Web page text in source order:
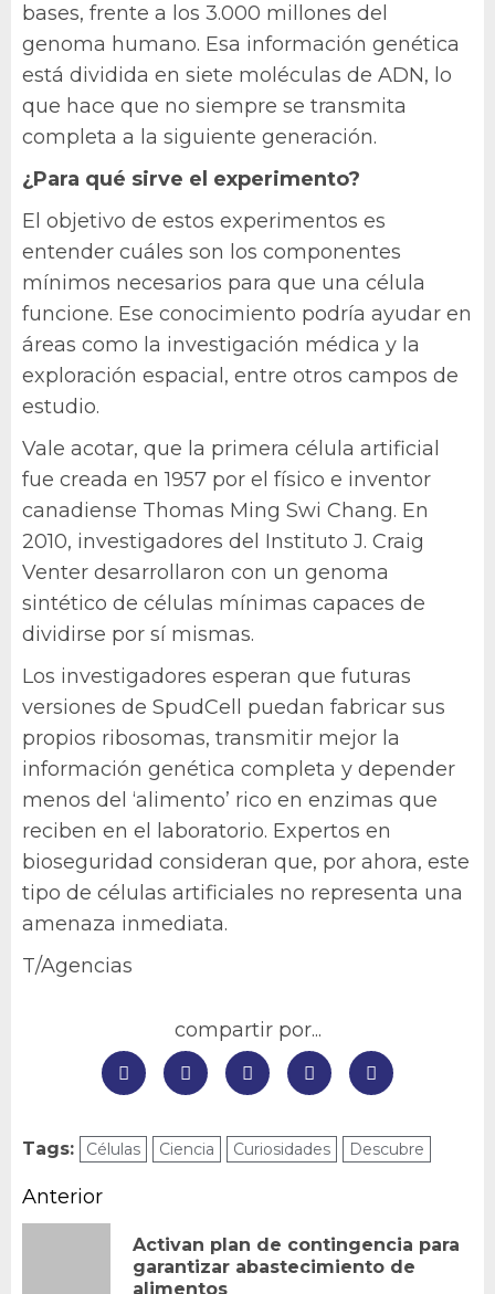
bases, frente a los 3.000 millones del
genoma humano. Esa información genética
está dividida en siete moléculas de ADN, lo
que hace que no siempre se transmita
completa a la siguiente generación.
¿Para qué sirve el experimento?
El objetivo de estos experimentos es
entender cuáles son los componentes
mínimos necesarios para que una célula
funcione. Ese conocimiento podría ayudar en
áreas como la investigación médica y la
exploración espacial, entre otros campos de
estudio.
Vale acotar, que la primera célula artificial
fue creada en 1957 por el físico e inventor
canadiense Thomas Ming Swi Chang. En
2010, investigadores del Instituto J. Craig
Venter desarrollaron con un genoma
sintético de células mínimas capaces de
dividirse por sí mismas.
Los investigadores esperan que futuras
versiones de SpudCell puedan fabricar sus
propios ribosomas, transmitir mejor la
información genética completa y depender
menos del ‘alimento’ rico en enzimas que
reciben en el laboratorio. Expertos en
bioseguridad consideran que, por ahora, este
tipo de células artificiales no representa una
amenaza inmediata.
T/Agencias
compartir por...
Tags: Células Ciencia Curiosidades Descubre
Navegación
entradas
Anterior
Activan plan de contingencia para
garantizar abastecimiento de
alimentos